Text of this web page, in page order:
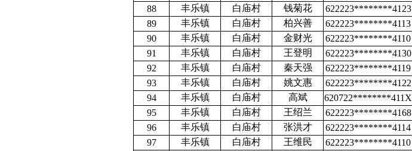
88
丰乐镇 白庙村 钱菊花 622223********4123
89
丰乐镇 白庙村 柏兴善 622223********4113
90
丰乐镇 白庙村 金财光 622223********4110
91
丰乐镇 白庙村 王登明 622223********4130
92
丰乐镇 白庙村 秦天强 622223********4119
93
丰乐镇 白庙村 姚文惠 622223********4122
94
丰乐镇 白庙村 高斌 620722********411X
95
丰乐镇 白庙村 王绍兰 622223********4168
96
丰乐镇 白庙村 张洪才 622223********4114
97
丰乐镇 白庙村 王维民 622223********4110